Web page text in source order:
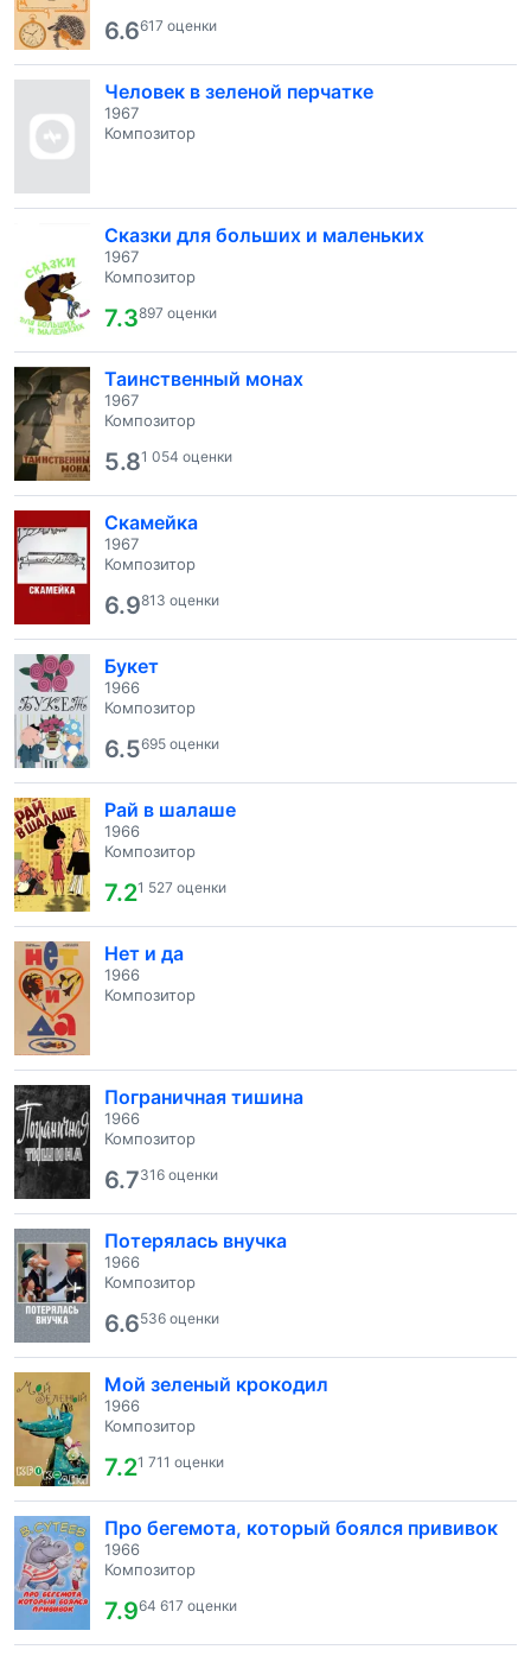
6.6617 оценки
Человек в зеленой перчатке
1967
Композитор
Сказки для больших и маленьких
1967
Композитор
7.3897 оценки
Таинственный монах
1967
Композитор
5.81 054 оценки
Скамейка
1967
Композитор
6.9813 оценки
Букет
1966
Композитор
6.5695 оценки
Рай в шалаше
1966
Композитор
7.21 527 оценки
Нет и да
1966
Композитор
Пограничная тишина
1966
Композитор
6.7316 оценки
Потерялась внучка
1966
Композитор
6.6536 оценки
Мой зеленый крокодил
1966
Композитор
7.21 711 оценки
Про бегемота, который боялся прививок
1966
Композитор
7.964 617 оценки